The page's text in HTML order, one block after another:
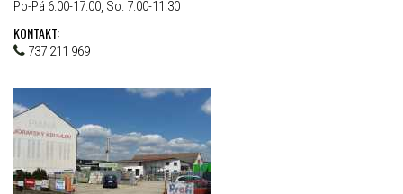
Po-Pá 6:00-17:00, So: 7:00-11:30
KONTAKT:
737 211 969